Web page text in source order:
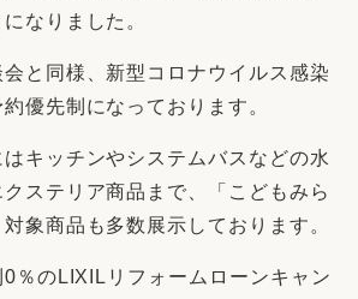
なりました。
と同様、新型コロナウイルス感染
優先制になっております。
キッチンやシステムバスなどの水
ステリア商品まで、「こどもみら
象商品も多数展示しております。
0％のLIXILリフォームローンキャン